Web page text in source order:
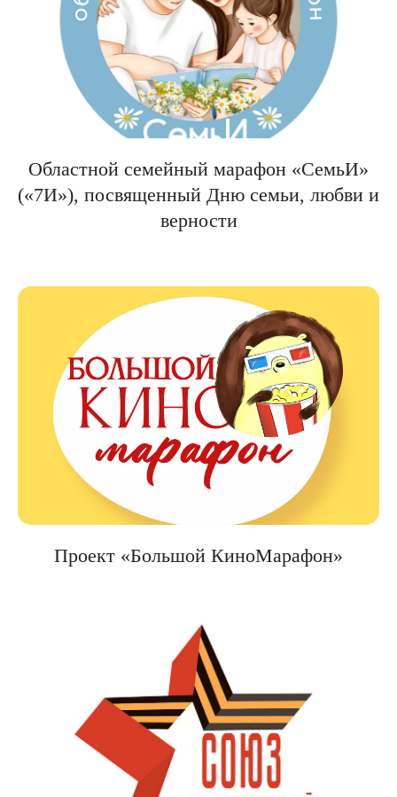
Областной семейный марафон «СемьИ»
(«7И»), посвященный Дню семьи, любви и
верности
Проект «Большой КиноМарафон»